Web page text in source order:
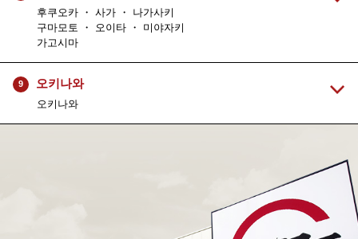
후쿠오카 ・ 사가 ・ 나가사키
구마모토 ・ 오이타 ・ 미야자키
가고시마
9 오키나와
오키나와